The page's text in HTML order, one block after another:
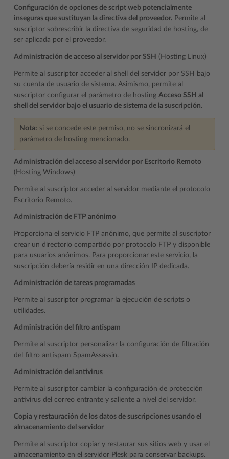
Configuración de opciones de script web potencialmente
inseguras que sustituyan la directiva del proveedor. Permite al
suscriptor sobrescribir la directiva de seguridad de hosting, de
ser aplicada por el proveedor.
Administración de acceso al servidor por SSH (Hosting Linux)
Permite al suscriptor acceder al shell del servidor por SSH bajo
su cuenta de usuario de sistema. Asimismo, permite al
suscriptor configurar el parámetro de hosting Acceso SSH al
shell del servidor bajo el usuario de sistema de la suscripción.
Nota: si se concede este permiso, no se sincronizará el
parámetro de hosting mencionado.
Administración del acceso al servidor por Escritorio Remoto
(Hosting Windows)
Permite al suscriptor acceder al servidor mediante el protocolo
Escritorio Remoto.
Administración de FTP anónimo
Proporciona el servicio FTP anónimo, que permite al suscriptor
crear un directorio compartido por protocolo FTP y disponible
para usuarios anónimos. Para proporcionar este servicio, la
suscripción debería residir en una dirección IP dedicada.
Administración de tareas programadas
Permite al suscriptor programar la ejecución de scripts o
utilidades.
Administración del filtro antispam
Permite al suscriptor personalizar la configuración de filtración
del filtro antispam SpamAssassin.
Administración del antivirus
Permite al suscriptor cambiar la configuración de protección
antivirus del correo entrante y saliente a nivel del servidor.
Copia y restauración de los datos de suscripciones usando el
almacenamiento del servidor
Permite al suscriptor copiar y restaurar sus sitios web y usar el
almacenamiento en el servidor Plesk para conservar backups.